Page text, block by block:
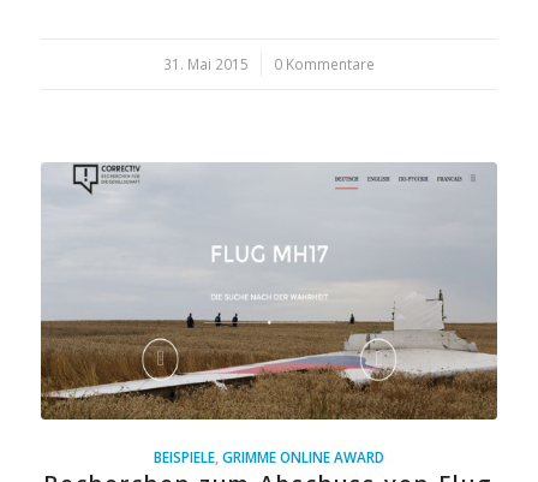
31. Mai 2015 0 Kommentare
BEISPIELE, GRIMME ONLINE AWARD